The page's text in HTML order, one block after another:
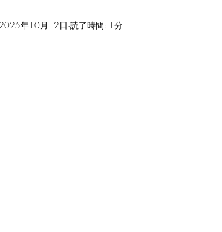
年10月12日 読了時間: 1分